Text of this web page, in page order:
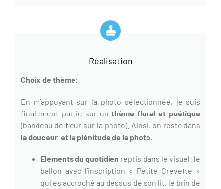
Réalisation
Choix de thème:
En m’appuyant sur la photo sélectionnée, je suis
finalement partie sur unthème floral et poétique
(bandeau de fleur sur la photo). Ainsi, on reste dans
la douceur et la plénitude de la photo.
Elements du quotidien repris dans le visuel: le
ballon avec l’inscription « Petite Crevette »
qui es accroché au dessus de son lit, le brin de